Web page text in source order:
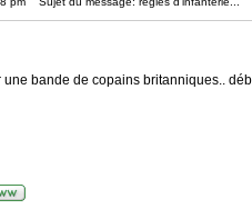
bande de copains britanniques..